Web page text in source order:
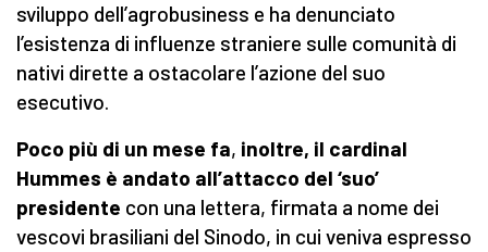
sviluppo dell’agrobusiness e ha denunciato
l’esistenza di influenze straniere sulle comunità di
nativi dirette a ostacolare l’azione del suo
esecutivo.
Poco più di un mese fa, inoltre, il cardinal
Hummes è andato all’attacco del ‘suo’
presidente con una lettera, firmata a nome dei
vescovi brasiliani del Sinodo, in cui veniva espresso